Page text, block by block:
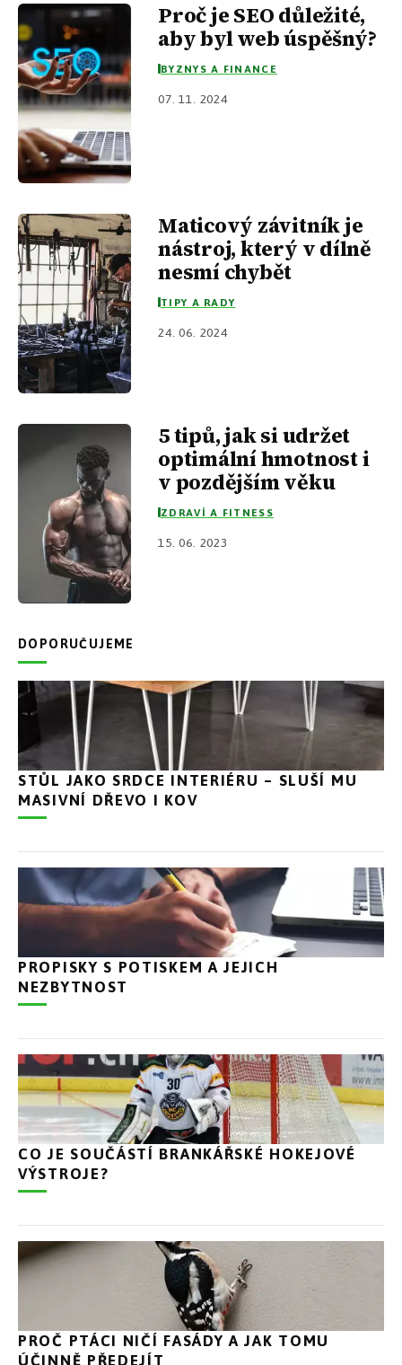
Proč je SEO důležité,
aby byl web úspěšný?
BYZNYS A FINANCE
07. 11. 2024
Maticový závitník je
nástroj, který v dílně
nesmí chybět
TIPY A RADY
24. 06. 2024
5 tipů, jak si udržet
optimální hmotnost i
v pozdějším věku
ZDRAVÍ A FITNESS
15. 06. 2023
DOPORUČUJEME
STŮL JAKO SRDCE INTERIÉRU – SLUŠÍ MU
MASIVNÍ DŘEVO I KOV
PROPISKY S POTISKEM A JEJICH
NEZBYTNOST
CO JE SOUČÁSTÍ BRANKÁŘSKÉ HOKEJOVÉ
VÝSTROJE?
PROČ PTÁCI NIČÍ FASÁDY A JAK TOMU
ÚČINNĚ PŘEDEJÍT